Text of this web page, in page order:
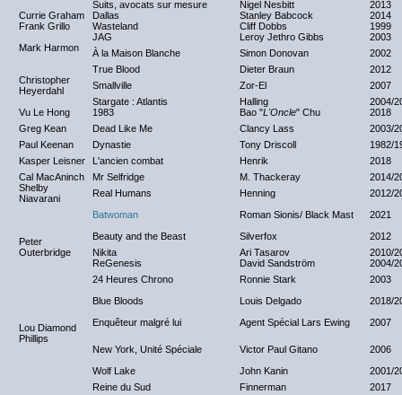
Suits, avocats sur mesure Nigel Nesbitt
2013
Currie Graham
Dallas Stanley Babcock
2014
Frank Grillo
Wasteland Cliff Dobbs
1999
Mark Harmon
JAG Leroy Jethro Gibbs
2003
À la Maison Blanche
Simon Donovan 2002
Christopher
Heyerdahl
True Blood Dieter Braun
2012
Smallville
Zor-El
2007
Stargate : Atlantis
Halling
2004/
Vu Le Hong
1983 Bao "L'Oncle" Chu
2018
Greg Kean
Dead Like Me Clancy Lass
2003/
Paul Keenan
Dynastie Tony Driscoll
1982/
Kasper Leisner
L'ancien combat Henrik
2018
Cal MacAninch
Mr Selfridge M. Thackeray
2014/
Shelby
Niavarani
Real Humans Henning 2012/
Peter
Outerbridge
Batwoman Roman Sionis/ Black Mast
2021
Beauty and the Beast
Silverfox
2012
Nikita
Ari Tasarov
2010/
ReGenesis
David Sandström
2004/
24 Heures Chrono
Ronnie Stark 2003
Lou Diamond
Phillips
Blue Bloods Louis Delgado
2018/
Enquêteur malgré lui
Agent Spécial Lars Ewing 2007
New York, Unité Spéciale Victor Paul Gitano
2006
Wolf Lake
John Kanin 2001/
Reine du Sud Finnerman
2017